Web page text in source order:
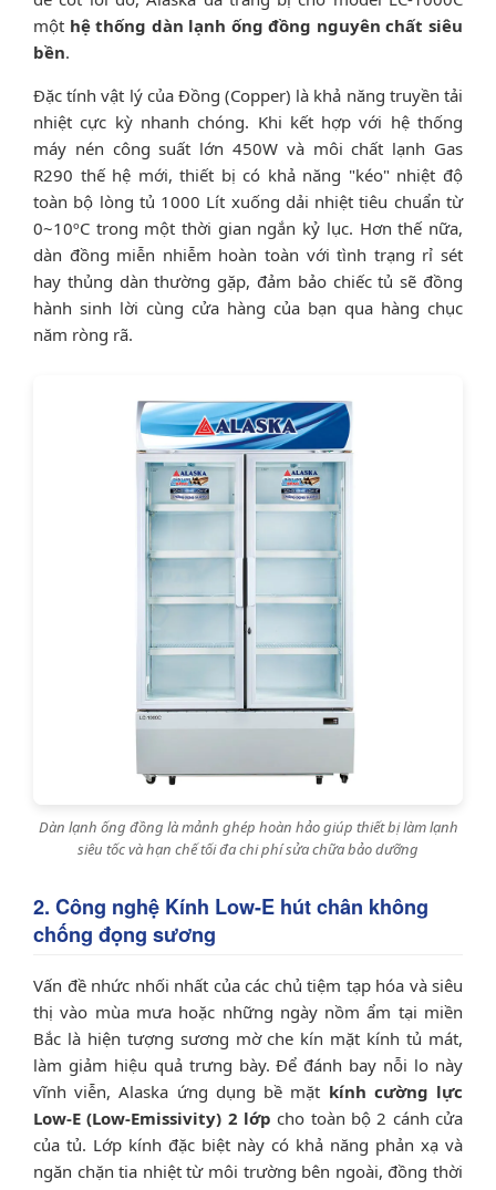
một hệ thống dàn lạnh ống đồng nguyên chất siêu
bền.
Đặc tính vật lý của Đồng (Copper) là khả năng truyền tải
nhiệt cực kỳ nhanh chóng. Khi kết hợp với hệ thống
máy nén công suất lớn 450W và môi chất lạnh Gas
R290 thế hệ mới, thiết bị có khả năng "kéo" nhiệt độ
toàn bộ lòng tủ 1000 Lít xuống dải nhiệt tiêu chuẩn từ
0~10ºC trong một thời gian ngắn kỷ lục. Hơn thế nữa,
dàn đồng miễn nhiễm hoàn toàn với tình trạng rỉ sét
hay thủng dàn thường gặp, đảm bảo chiếc tủ sẽ đồng
hành sinh lời cùng cửa hàng của bạn qua hàng chục
năm ròng rã.
Dàn lạnh ống đồng là mảnh ghép hoàn hảo giúp thiết bị làm lạnh
siêu tốc và hạn chế tối đa chi phí sửa chữa bảo dưỡng
2. Công nghệ Kính Low-E hút chân không
chống đọng sương
Vấn đề nhức nhối nhất của các chủ tiệm tạp hóa và siêu
thị vào mùa mưa hoặc những ngày nồm ẩm tại miền
Bắc là hiện tượng sương mờ che kín mặt kính tủ mát,
làm giảm hiệu quả trưng bày. Để đánh bay nỗi lo này
vĩnh viễn, Alaska ứng dụng bề mặt kính cường lực
Low-E (Low-Emissivity) 2 lớp cho toàn bộ 2 cánh cửa
của tủ. Lớp kính đặc biệt này có khả năng phản xạ và
ngăn chặn tia nhiệt từ môi trường bên ngoài, đồng thời